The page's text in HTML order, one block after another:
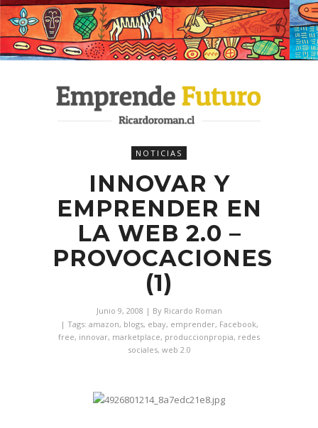
NOTICIAS
INNOVAR Y
EMPRENDER EN
LA WEB 2.0 –
PROVOCACIONES
(1)
Junio 9, 2008 | By Ricardo Roman
| Tags: amazon, blogs, ebay, emprender, Facebook,
free, innovar, marketplace, produccionpropia, redes
sociales, web 2.0